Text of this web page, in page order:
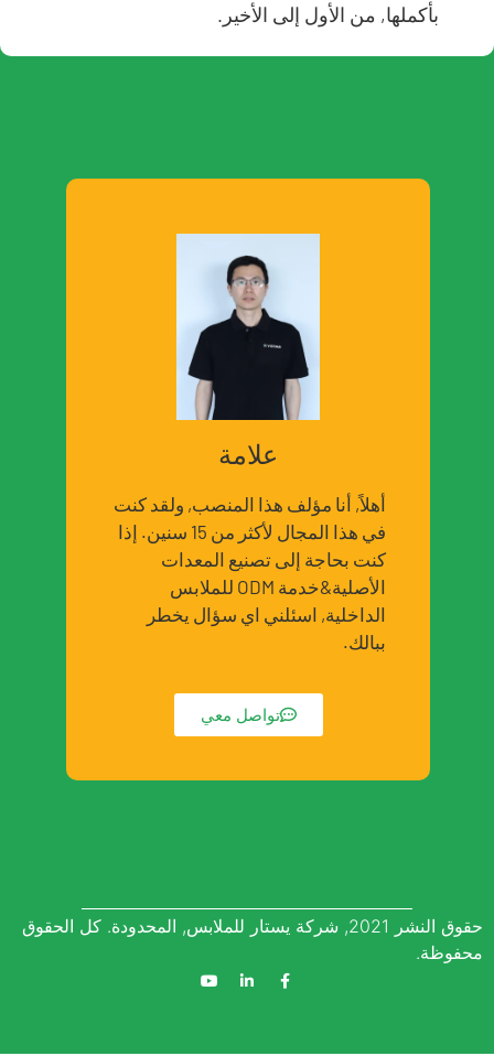
بأكملها, من الأول إلى الأخير.
علامة
أهلاً, أنا مؤلف هذا المنصب, ولقد كنت
في هذا المجال لأكثر من 15 سنين. إذا
كنت بحاجة إلى تصنيع المعدات
الأصلية&خدمة ODM للملابس
الداخلية, اسئلني اي سؤال يخطر
ببالك.
تواصل معي
حقوق النشر 2021, شركة يستار للملابس, المحدودة. كل الحقوق
محفوظة.